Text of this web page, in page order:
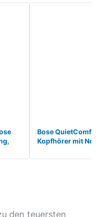
Bose
Kopfhörer mit
den teuersten